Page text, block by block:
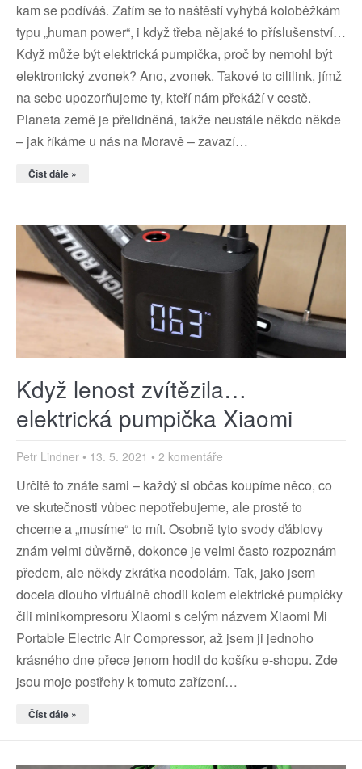
kam se podíváš. Zatím se to naštěstí vyhýbá koloběžkám
typu „human power“, i když třeba nějaké to příslušenství…
Když může být elektrická pumpička, proč by nemohl být
elektronický zvonek? Ano, zvonek. Takové to cililink, jímž
na sebe upozorňujeme ty, kteří nám překáží v cestě.
Planeta země je přelidněná, takže neustále někdo někde
– jak říkáme u nás na Moravě – zavazí…
Číst dále »
Když lenost zvítězila…
elektrická pumpička Xiaomi
Petr Lindner 13. 5. 2021 2 komentáře
Určitě to znáte sami – každý si občas koupíme něco, co
ve skutečnosti vůbec nepotřebujeme, ale prostě to
chceme a „musíme“ to mít. Osobně tyto svody ďáblovy
znám velmi důvěrně, dokonce je velmi často rozpoznám
předem, ale někdy zkrátka neodolám. Tak, jako jsem
docela dlouho virtuálně chodil kolem elektrické pumpičky
čili minikompresoru Xiaomi s celým názvem Xiaomi Mi
Portable Electric Air Compressor, až jsem ji jednoho
krásného dne přece jenom hodil do košíku e-shopu. Zde
jsou moje postřehy k tomuto zařízení…
Číst dále »